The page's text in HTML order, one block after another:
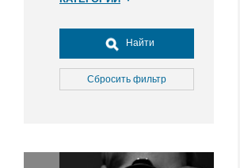
Досуг, туризм и отдых
Культура
Медицина
Окружающая среда
Найти
Сбросить фильтр